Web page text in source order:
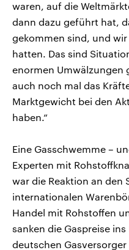
waren, auf die
dann dazu geführt hat,
gekommen sind, und
hatten. Das sind
enormen Umwälzungen
auch noch mal das
Marktgewicht bei den
haben.“
Eine Gasschwemme –
Experten mit
war die Reaktion an den
internationalen
Handel mit Rohstoffen
sanken die Gaspreise
deutschen